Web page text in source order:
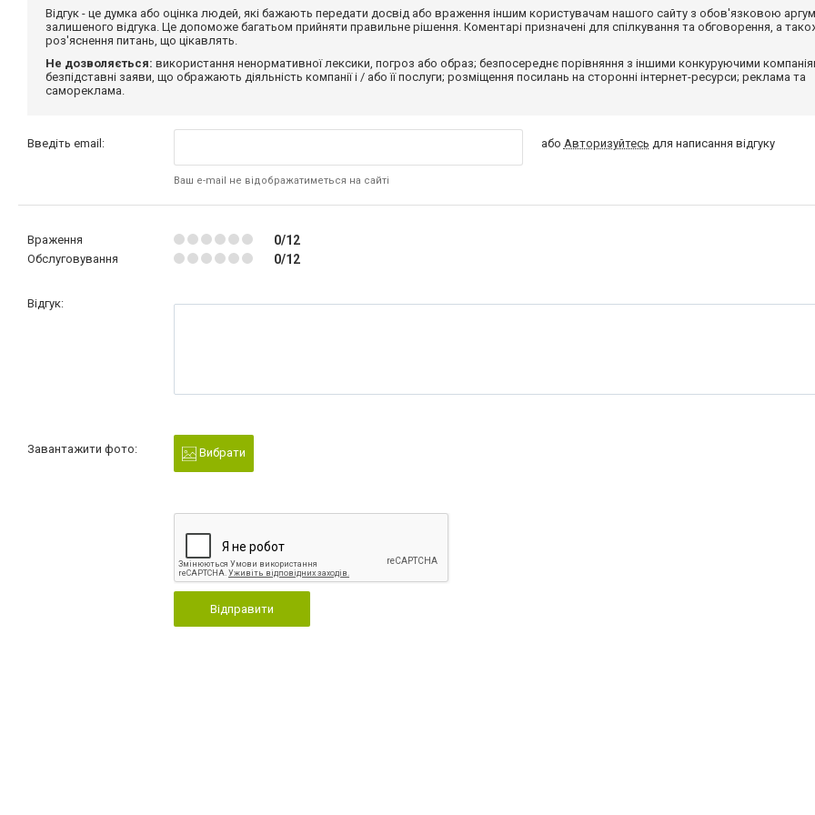
Відгук - це думка або оцінка людей, які бажають передати досвід або враження іншим користувачам нашого сайту з обов'язковою
залишеного відгука. Це допоможе багатьом прийняти правильне рішення. Коментарі призначені для спілкування та обговорення, а
роз'яснення питань, що цікавлять.
Не дозволяється: використання ненормативної лексики, погроз або образ; безпосереднє порівняння з іншими конкуруючими
безпідставні заяви, що ображають діяльність компанії і / або її послуги; розміщення посилань на сторонні інтернет-ресурси; реклама та
самореклама.
Введіть email:
Ваш e-mail не відображатиметься на сайті
або Авторизуйтесь для написання відгуку
Враження 0/12
Обслуговування 0/12
Відгук:
Завантажити фото: Вибрати
Відправити